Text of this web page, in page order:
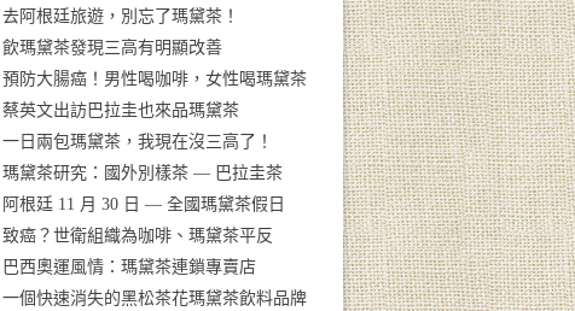
去阿根廷旅遊，別忘了瑪黛茶！
飲瑪黛茶發現三高有明顯改善
預防大腸癌！男性喝咖啡，女性喝瑪黛茶
蔡英文出訪巴拉圭也來品瑪黛茶
一日兩包瑪黛茶，我現在沒三高了！
瑪黛茶研究：國外別樣茶 — 巴拉圭茶
阿根廷 11 月 30 日 — 全國瑪黛茶假日
致癌？世衛組織為咖啡、瑪黛茶平反
巴西奧運風情：瑪黛茶連鎖專賣店
一個快速消失的黑松茶花瑪黛茶飲料品牌